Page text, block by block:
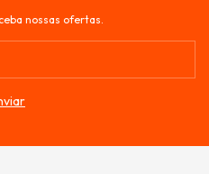
nossas ofertas.